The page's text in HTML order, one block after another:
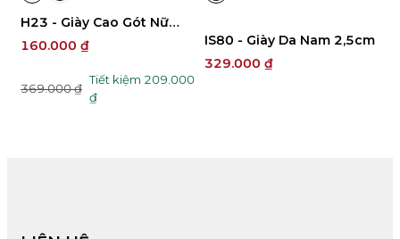
H23 - Giày Cao Gót Nữ
7.5cm
160.000 ₫
369.000 ₫
Tiết kiệm 209.000
₫
IS80 - Giày Da Nam 2,5cm
329.000 ₫